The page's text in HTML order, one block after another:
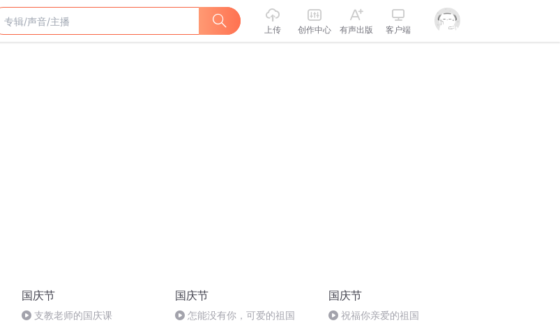
上传 创作中心 有声出版 客户端
国庆节
支教老师的国庆课
国庆节
怎能没有你，可爱的祖国
国庆节
祝福你亲爱的祖国